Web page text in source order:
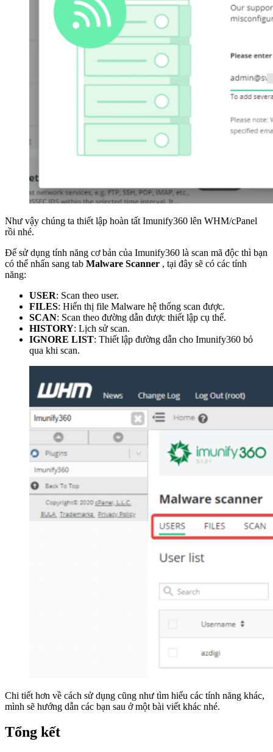
Như vậy chúng ta thiết lập hoàn tất Imunify360 lên WHM/cPanel
rồi nhé.
Để sử dụng tính năng cơ bản của Imunify360 là scan mã độc thì bạn
có thể nhấn sang tab Malware Scanner , tại đây sẽ có các tính
năng:
USER: Scan theo user.
FILES: Hiển thị file Malware hệ thống scan được.
SCAN: Scan theo đường dẫn được thiết lập cụ thể.
HISTORY: Lịch sử scan.
IGNORE LIST: Thiết lập đường dẫn cho Imunify360 bỏ
qua khi scan.
Chi tiết hơn về cách sử dụng cũng như tìm hiểu các tính năng khác,
mình sẽ hướng dẫn các bạn sau ở một bài viết khác nhé.
Tổng kết